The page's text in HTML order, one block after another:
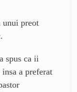
unui preot
spus ca ii
a preferat